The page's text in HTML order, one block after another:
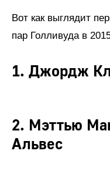
Вот как выглядит
пар Голливуда в
1. Джордж
2. Мэттью
Альвес